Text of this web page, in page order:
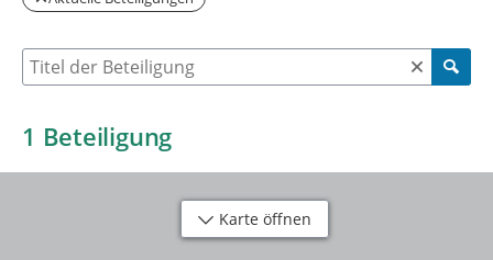
Suche nach Beteiligung
1 Beteiligung
Karte öffnen